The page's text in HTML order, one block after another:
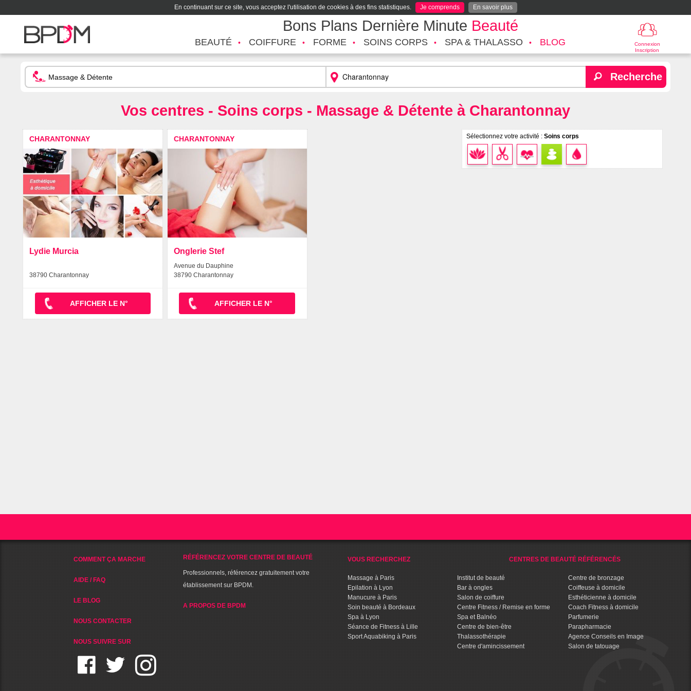
En continuant sur ce site, vous acceptez l'utilisation de cookies à des fins statistiques. Je comprends En savoir plus
Bons Plans Dernière Minute Beauté
Connexion
Inscription
BEAUTÉ COIFFURE FORME SOINS CORPS SPA & THALASSO BLOG
Recherche
Vos centres - Soins corps - Massage & Détente à Charantonnay
Sélectionnez votre activité : Soins corps
CHARANTONNAY
Lydie Murcia
38790 Charantonnay
AFFICHER LE N°
CHARANTONNAY
Onglerie Stef
Avenue du Dauphine
38790 Charantonnay
AFFICHER LE N°
COMMENT ÇA MARCHE
AIDE / FAQ
LE BLOG
NOUS CONTACTER
NOUS SUIVRE SUR
RÉFÉRENCEZ VOTRE CENTRE DE BEAUTÉ
Professionnels, référencez gratuitement votre
établissement sur BPDM.
A PROPOS DE BPDM
VOUS RECHERCHEZ
Massage à Paris
Epilation à Lyon
Manucure à Paris
Soin beauté à Bordeaux
Spa à Lyon
Séance de Fitness à Lille
Sport Aquabiking à Paris
CENTRES DE BEAUTÉ RÉFÉRENCÉS
Institut de beauté
Bar à ongles
Salon de coiffure
Centre Fitness / Remise en forme
Spa et Balnéo
Centre de bien-être
Thalassothérapie
Centre d'amincissement
Centre de bronzage
Coiffeuse à domicile
Esthéticienne à domicile
Coach Fitness à domicile
Parfumerie
Parapharmacie
Agence Conseils en Image
Salon de tatouage